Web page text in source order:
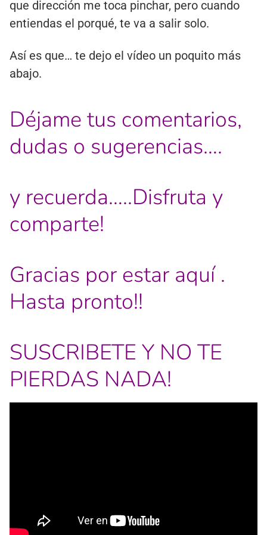
que dirección me toca pinchar, pero cuando
entiendas el porqué, te va a salir solo.
Así es que… te dejo el vídeo un poquito más
abajo.
Déjame tus comentarios,
dudas o sugerencias….
y recuerda…..Disfruta y
comparte!
Gracias por estar aquí .
Hasta pronto!!
SUSCRIBETE Y NO TE
PIERDAS NADA!